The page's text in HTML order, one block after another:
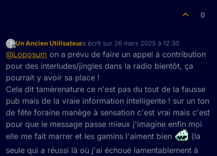
0
?
Hors-ligne
Un Ancien Utilisateura écrit sur 26 mars 2025 à 12:30
dernière édition par
@Loposum on a prévu de faire un appel à contribution
pour des interludes/jingles dans la radio bientôt, ça
pourrait y avoir sa place !
Cela dit tamèrenature ce n'est pas du tout de la fausse
pub mais de la vraie information intelligente ! sur un ton
de fête foraine manège à sensation c'est vrai mais c'est
pour que le message passe mieux j'imagine enfin moi
elle me fait marrer et les gamins l'aiment bien
(la
seule qui a réussi là où j'ai échoué lamentablement à